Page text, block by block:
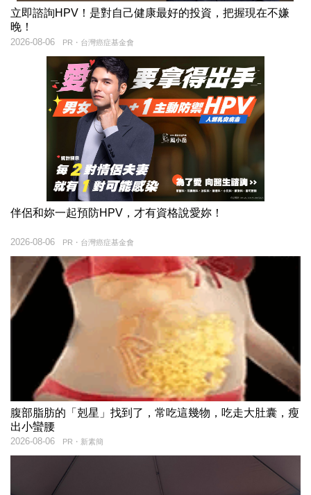
立即諮詢HPV！是對自己健康最好的投資，把握現在不嫌
晚！
PR・台灣癌症基金會
2026-08-06
伴侶和妳一起預防HPV，才有資格說愛妳！
PR・台灣癌症基金會
2026-08-06
腹部脂肪的「剋星」找到了，常吃這幾物，吃走大肚囊，瘦
出小蠻腰
PR・新素簡
2026-08-06